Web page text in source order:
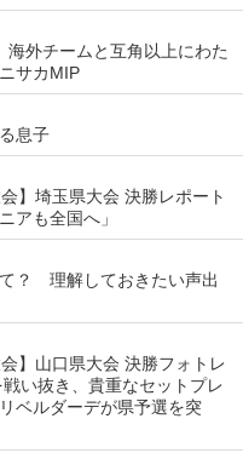
外チームと互角以上にわた
サカMIP
息子
】埼玉県大会 決勝レポート
アも全国へ」
？ 理解しておきたい声出
】山口県大会 決勝フォトレ
い抜き、貴重なセットプレ
ベルダーデが県予選を突